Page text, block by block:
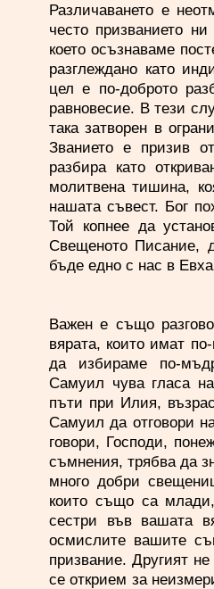
Различаването е
често призванието
което осъзнаваме
разглеждано като
цел е по-доброто
равновесие. В тези
така затворен в
Званието е призив
разбира като
молитвена тишина,
нашата съвест. Бог
Той копнее да
Свещеното Писание,
бъде едно с нас в
Важен е също
вярата, които имат
да избираме по-
Самуил чува гласа
пъти при Илия,
Самуил да отговори
говори, Господи,
съмнения, трябва да
много добри
които също са
сестри във вашата
осмислите вашите
призвание. Другият
се открием за